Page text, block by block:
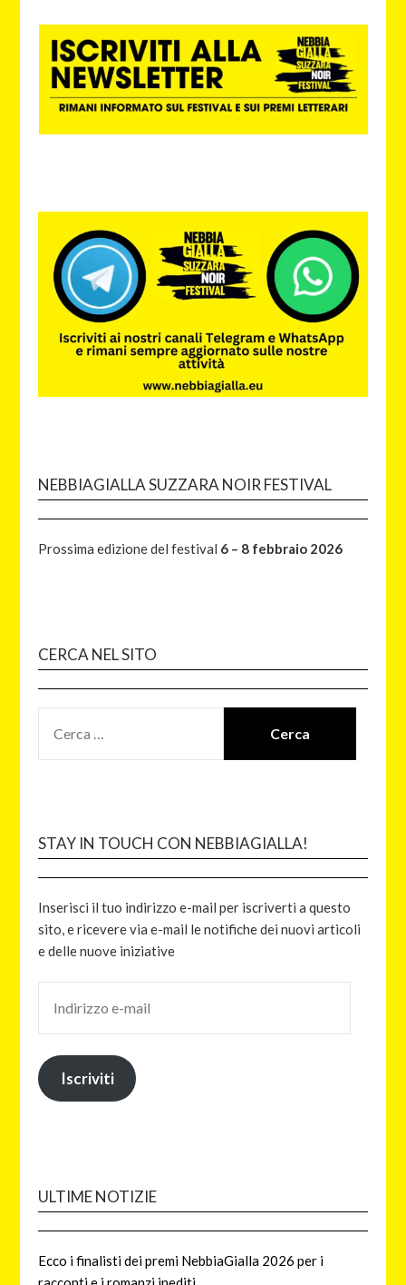
NEBBIAGIALLA SUZZARA NOIR FESTIVAL
Prossima edizione del festival 6 – 8 febbraio 2026
CERCA NEL SITO
STAY IN TOUCH CON NEBBIAGIALLA!
Inserisci il tuo indirizzo e-mail per iscriverti a questo
sito, e ricevere via e-mail le notifiche dei nuovi articoli
e delle nuove iniziative
Iscriviti
ULTIME NOTIZIE
Ecco i finalisti dei premi NebbiaGialla 2026 per i